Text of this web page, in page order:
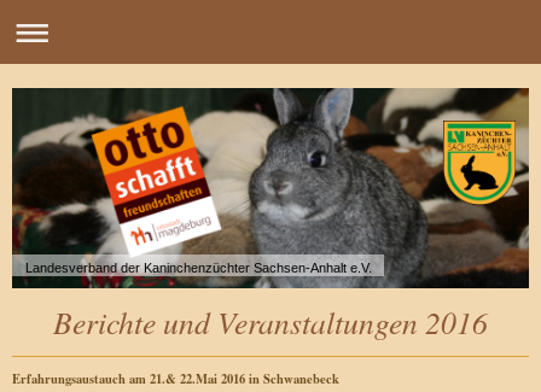
Landesverband der Kaninchenzüchter Sachsen-Anhalt e.V.
Berichte und Veranstaltungen 2016
Erfahrungsaustauch am 21.& 22.Mai 2016 in Schwanebeck